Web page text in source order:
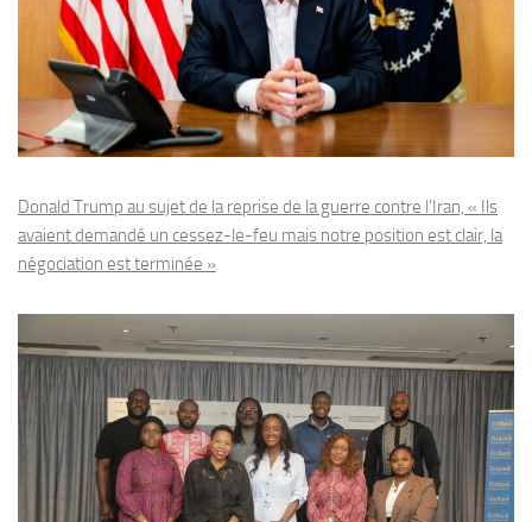
Donald Trump au sujet de la reprise de la guerre contre l’Iran, « Ils
avaient demandé un cessez-le-feu mais notre position est clair, la
négociation est terminée »